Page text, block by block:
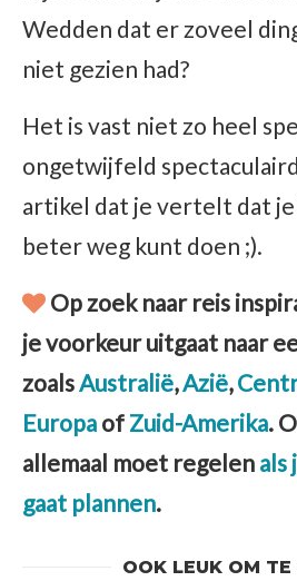
Wedden dat er zoveel
niet gezien had?
Het is vast niet zo heel
ongetwijfeld
artikel dat je vertelt dat
beter weg kunt doen ;).
Op zoek naar reis
je voorkeur uitgaat naar
zoalsAustralië,Azië,
Europa of Zuid-Amerika.
allemaal moet regelen als
gaat plannen.
OOK LEUK OM TE